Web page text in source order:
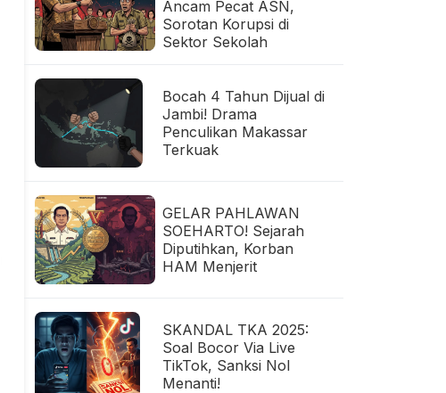
Ancam Pecat ASN,
Sorotan Korupsi di
Sektor Sekolah
Bocah 4 Tahun Dijual di
Jambi! Drama
Penculikan Makassar
Terkuak
GELAR PAHLAWAN
SOEHARTO! Sejarah
Diputihkan, Korban
HAM Menjerit
SKANDAL TKA 2025:
Soal Bocor Via Live
TikTok, Sanksi Nol
Menanti!